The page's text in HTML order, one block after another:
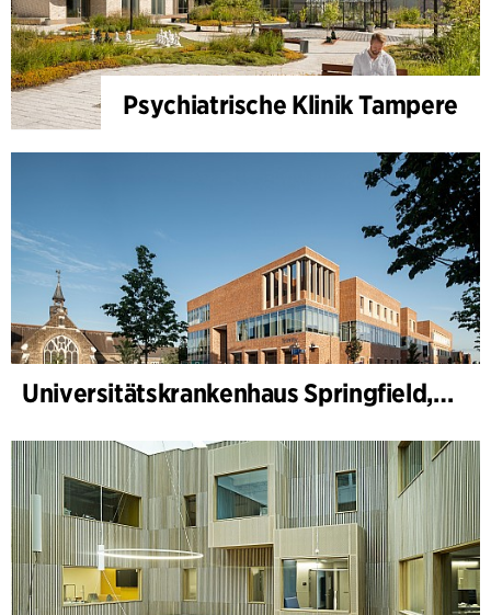
Psychiatrische Klinik Tampere
Universitätskrankenhaus Springfield, Psychiatrie